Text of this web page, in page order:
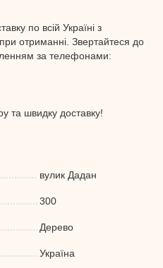
по всій Україні з
отриманні. Звертайтеся до
за телефонами:
та швидку доставку!
вулик Дадан
300
Дерево
Україна